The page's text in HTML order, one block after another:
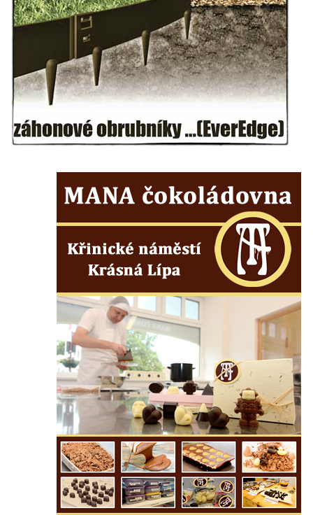
Liberci
Pamětní deska Vojtěcha Kocmicha na
domě čp. 37 v ulici Betlém v Římově
Pomník na paměť zrušení roboty v Plavu
Socha vodníka v Plavu
Třebušíně
Fischera na domě čp. 5/16 na třídě 9.
května v Rumburku
Obrázek svatého Huberta na buku svatého
Obrázek svatého Jakuba na skále u cesty
východně od Srbské Kamenice
Busta Jana Amose Komenského na domě
čp. 37 v Račicích
Socha ležícího koně v Sadech
Československé armády v Teplicích
Socha Medvídě v Tierpark Chemnitz
Sochy Ležící žena v Tierpark Chemnitz
Sochy Ptáci v Tierpark Chemnitz
Socha Skupina jeřábů v Tierpark Chemnitz
Socha Panter v ZOO Leipzig